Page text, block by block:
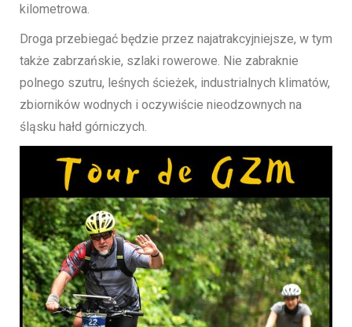
kilometrowa.
Droga przebiegać będzie przez najatrakcyjniejsze, w tym
także zabrzańskie, szlaki rowerowe. Nie zabraknie
polnego szutru, leśnych ścieżek, industrialnych klimatów,
zbiorników wodnych i oczywiście nieodzownych na
śląsku hałd górniczych.